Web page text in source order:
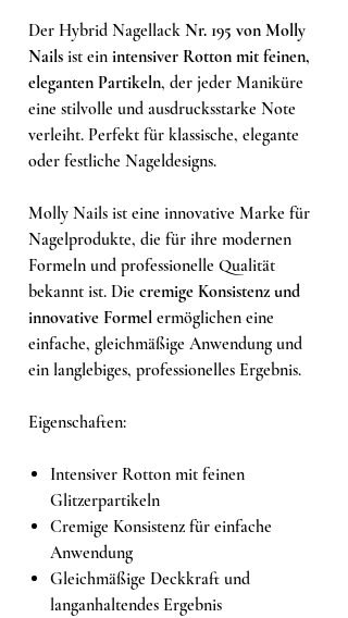
Der Hybrid Nagellack Nr. 195 von Molly
Nails ist ein intensiver Rotton mit feinen,
eleganten Partikeln, der jeder Maniküre
eine stilvolle und ausdrucksstarke Note
verleiht. Perfekt für klassische, elegante
oder festliche Nageldesigns.
Molly Nails ist eine innovative Marke für
Nagelprodukte, die für ihre modernen
Formeln und professionelle Qualität
bekannt ist. Die cremige Konsistenz und
innovative Formel ermöglichen eine
einfache, gleichmäßige Anwendung und
ein langlebiges, professionelles Ergebnis.
Eigenschaften:
Intensiver Rotton mit feinen
Glitzerpartikeln
Cremige Konsistenz für einfache
Anwendung
Gleichmäßige Deckkraft und
langanhaltendes Ergebnis